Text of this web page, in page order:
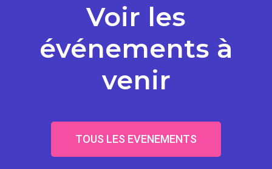
Voir les
événements à
venir
TOUS LES EVENEMENTS